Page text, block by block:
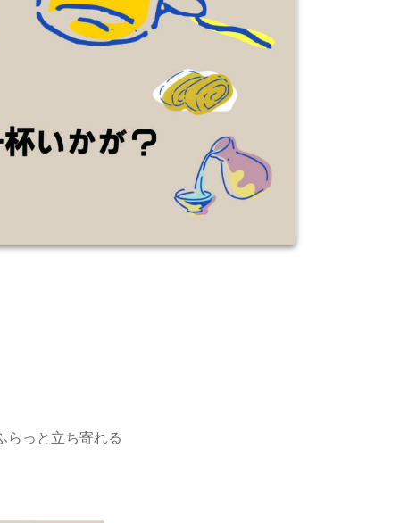
らっと立ち寄れる